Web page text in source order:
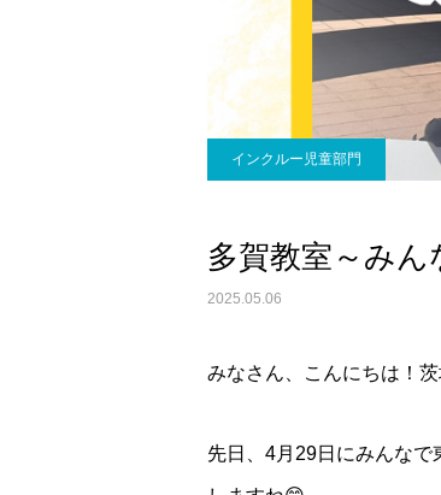
インクルー児童部門
多賀教室～み
2025.05.06
みなさん、こんにちは！
先日、4月29日にみんなで